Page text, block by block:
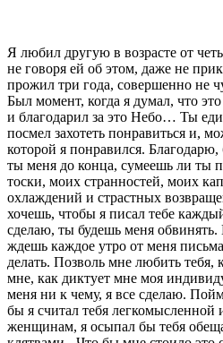
Я любил другую в возрасте от
не говоря ей об этом, даже не
прожил три года, совершен­но не
Был момент, когда я думал, что
и благодарил за это Небо… Ты
посмел захотеть понравиться и,
которой я понравился. Благодарю,
ты меня до конца, сумеешь ли ты
тоски, моих странностей, моих
охлаждений и страстных
хочешь, что­бы я писал тебе
сделаю, ты будешь меня обвинять.
ждешь каждое утро от меня
делать. Позволь мне любить тебя,
мне, как диктует мне моя
меня ни к чему, я все сделаю.
бы я считал тебя легкомысленной
женщинам, я осыпал бы тебя